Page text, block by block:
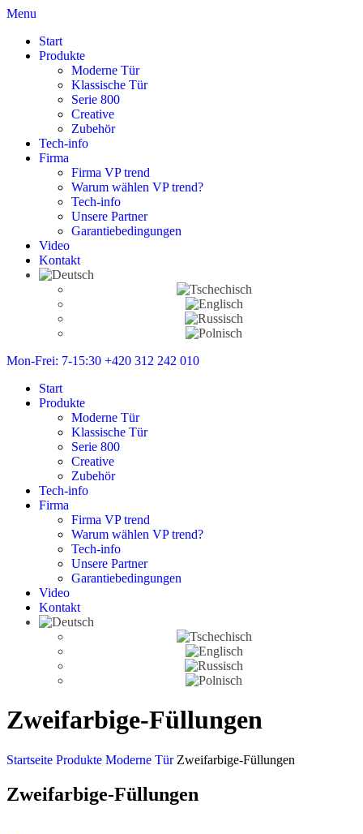
Menu
Start
Produkte
Moderne Tür
Klassische Tür
Serie 800
Creative
Zubehör
Tech-info
Firma
Firma VP trend
Warum wählen VP trend?
Tech-info
Unsere Partner
Garantiebedingungen
Video
Kontakt
Mon-Frei: 7-15:30 +420 312 242 010
Start
Produkte
Moderne Tür
Klassische Tür
Serie 800
Creative
Zubehör
Tech-info
Firma
Firma VP trend
Warum wählen VP trend?
Tech-info
Unsere Partner
Garantiebedingungen
Video
Kontakt
Zweifarbige-Füllungen
Startseite Produkte Moderne Tür Zweifarbige-Füllungen
Zweifarbige-Füllungen